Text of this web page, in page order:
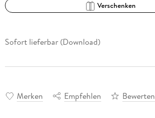
Verschenken
Sofort lieferbar (Download)
Merken Empfehlen Bewerten